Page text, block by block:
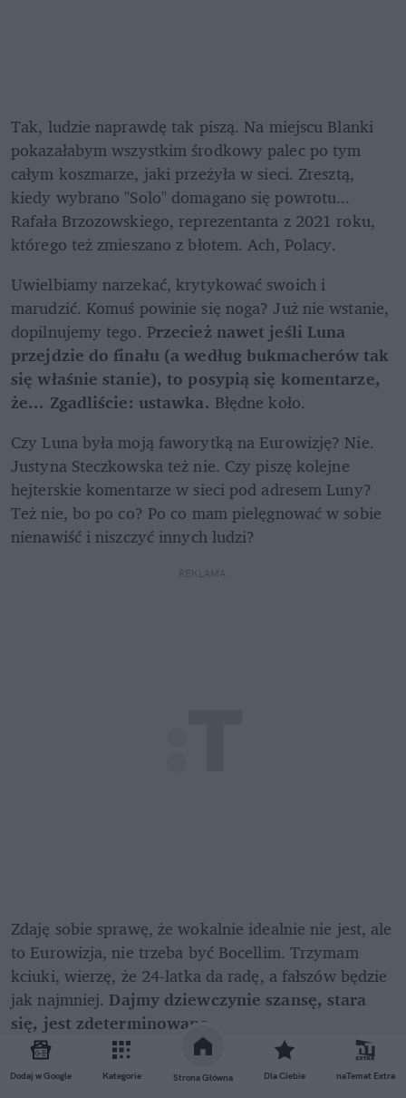
Dodaj w Google Kategorie Strona Główna Dla Ciebie naTemat Extra
Tak, ludzie naprawdę tak piszą. Na miejscu Blanki
pokazałabym wszystkim środkowy palec po tym
całym koszmarze, jaki przeżyła w sieci. Zresztą,
kiedy wybrano "Solo" domagano się powrotu...
Rafała Brzozowskiego, reprezentanta z 2021 roku,
którego też zmieszano z błotem. Ach, Polacy.
Uwielbiamy narzekać, krytykować swoich i
marudzić. Komuś powinie się noga? Już nie wstanie,
dopilnujemy tego. Przecież nawet jeśli Luna
przejdzie do finału (a według bukmacherów tak
się właśnie stanie), to posypią się komentarze,
że... Zgadliście: ustawka. Błędne koło.
Czy Luna była moją faworytką na Eurowizję? Nie.
Justyna Steczkowska też nie. Czy piszę kolejne
hejterskie komentarze w sieci pod adresem Luny?
Też nie, bo po co? Po co mam pielęgnować w sobie
nienawiść i niszczyć innych ludzi?
REKLAMA
Zdaję sobie sprawę, że wokalnie idealnie nie jest, ale
to Eurowizja, nie trzeba być Bocellim. Trzymam
kciuki, wierzę, że 24-latka da radę, a fałszów będzie
jak najmniej. Dajmy dziewczynie szansę, stara
się, jest zdeterminowana.
Polak Polakowi Polakiem, ale bądźmy ludźmi.
Możemy nie lubić, ale nie musimy niszczyć.